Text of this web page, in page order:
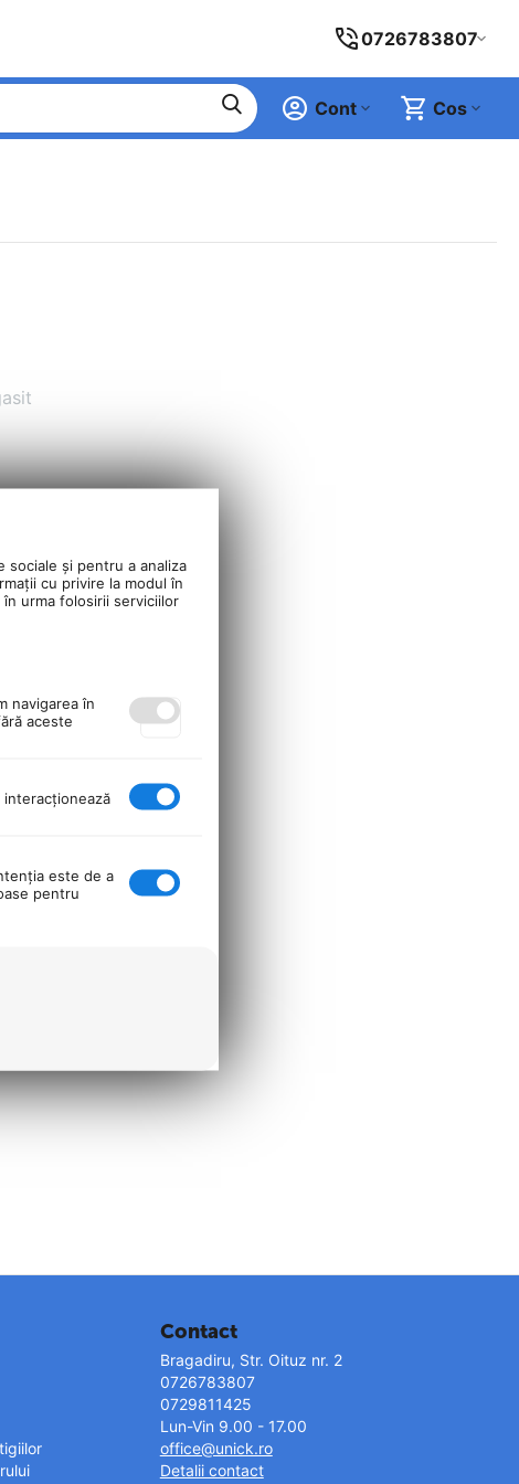
0726783807
Cos
Cont
Contact
Bragadiru, Str. Oituz nr. 2
0726783807
0729811425
Lun-Vin 9.00 - 17.00
office@unick.ro
Detalii contact
și pentru a analiza
cu privire la modul în
urma folosirii serviciilor
navigarea în
aceste
este de a
pentru